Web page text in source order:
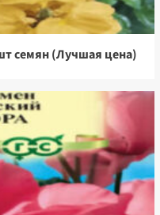
семян (Лучшая цена)